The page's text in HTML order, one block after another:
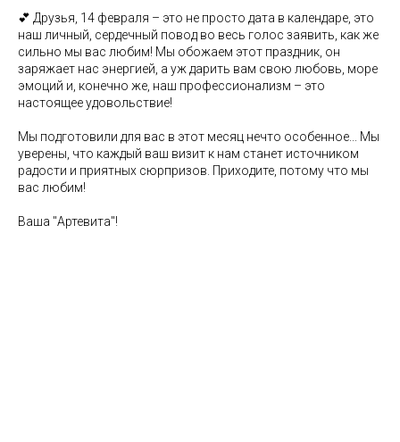
💕 Друзья, 14 февраля – это не просто дата в календаре, это
наш личный, сердечный повод во весь голос заявить, как же
сильно мы вас любим! Мы обожаем этот праздник, он
заряжает нас энергией, а уж дарить вам свою любовь, море
эмоций и, конечно же, наш профессионализм – это
настоящее удовольствие!
Мы подготовили для вас в этот месяц нечто особенное... Мы
уверены, что каждый ваш визит к нам станет источником
радости и приятных сюрпризов. Приходите, потому что мы
вас любим!
Ваша "Артевита"!